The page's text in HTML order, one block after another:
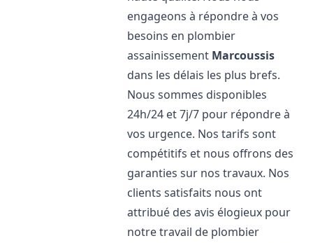
engageons à répondre à vos
besoins en plombier
assainissement Marcoussis
dans les délais les plus brefs.
Nous sommes disponibles
24h/24 et 7j/7 pour répondre à
vos urgence. Nos tarifs sont
compétitifs et nous offrons des
garanties sur nos travaux. Nos
clients satisfaits nous ont
attribué des avis élogieux pour
notre travail de plombier